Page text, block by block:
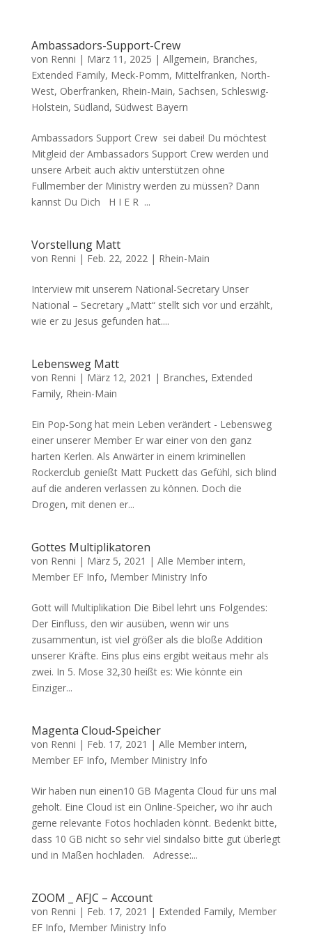
Ambassadors-Support-Crew
von Renni | März 11, 2025 | Allgemein, Branches,
Extended Family, Meck-Pomm, Mittelfranken, North-
West, Oberfranken, Rhein-Main, Sachsen, Schleswig-
Holstein, Südland, Südwest Bayern
Ambassadors Support Crew sei dabei! Du möchtest
Mitgleid der Ambassadors Support Crew werden und
unsere Arbeit auch aktiv unterstützen ohne
Fullmember der Ministry werden zu müssen? Dann
kannst Du Dich H I E R ...
Vorstellung Matt
von Renni | Feb. 22, 2022| Rhein-Main
Interview mit unserem National-Secretary Unser
National – Secretary „Matt“ stellt sich vor und erzählt,
wie er zu Jesus gefunden hat....
Lebensweg Matt
von Renni | März 12, 2021 | Branches, Extended
Family, Rhein-Main
Ein Pop-Song hat mein Leben verändert - Lebensweg
einer unserer Member Er war einer von den ganz
harten Kerlen. Als Anwärter in einem kriminellen
Rockerclub genießt Matt Puckett das Gefühl, sich blind
auf die anderen verlassen zu können. Doch die
Drogen, mit denen er...
Gottes Multiplikatoren
von Renni | März 5, 2021 | Alle Member intern,
Member EF Info, Member Ministry Info
Gott will Multiplikation Die Bibel lehrt uns Folgendes:
Der Einfluss, den wir ausüben, wenn wir uns
zusammentun, ist viel größer als die bloße Addition
unserer Kräfte. Eins plus eins ergibt weitaus mehr als
zwei. In 5. Mose 32,30 heißt es: Wie könnte ein
Einziger...
Magenta Cloud-Speicher
von Renni | Feb. 17, 2021 | Alle Member intern,
Member EF Info, Member Ministry Info
Wir haben nun einen10 GB Magenta Cloud für uns mal
geholt. Eine Cloud ist ein Online-Speicher, wo ihr auch
gerne relevante Fotos hochladen könnt. Bedenkt bitte,
dass 10 GB nicht so sehr viel sindalso bitte gut überlegt
und in Maßen hochladen. Adresse:...
ZOOM _ AFJC – Account
von Renni | Feb. 17, 2021 | Extended Family, Member
EF Info, Member Ministry Info